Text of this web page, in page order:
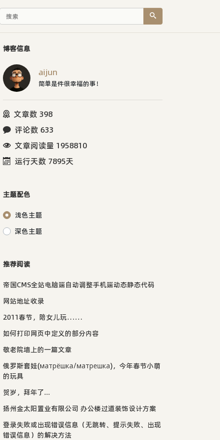
博客信息
aijun
简单是件很幸福的事！
文章数 398
评论数 633
文章阅读量 1958810
运行天数 7895天
主题配色
浅色主题
深色主题
推荐阅读
帝国CMS全站电脑端自动调整手机端动态静态代码
网站地址收录
2011春节，陪女儿玩……
如何打印网页中定义的部分内容
敬老院墙上的一篇文章
俄罗斯套娃(матрёшка/матрешка)，今年春节小萌
的玩具
贺岁，拜年了...
扬州金太阳置业有限公司 办公楼过道装饰设计方案
登录失败或出现错误信息（无跳转、提示失败、出现
错误信息）的解决方法